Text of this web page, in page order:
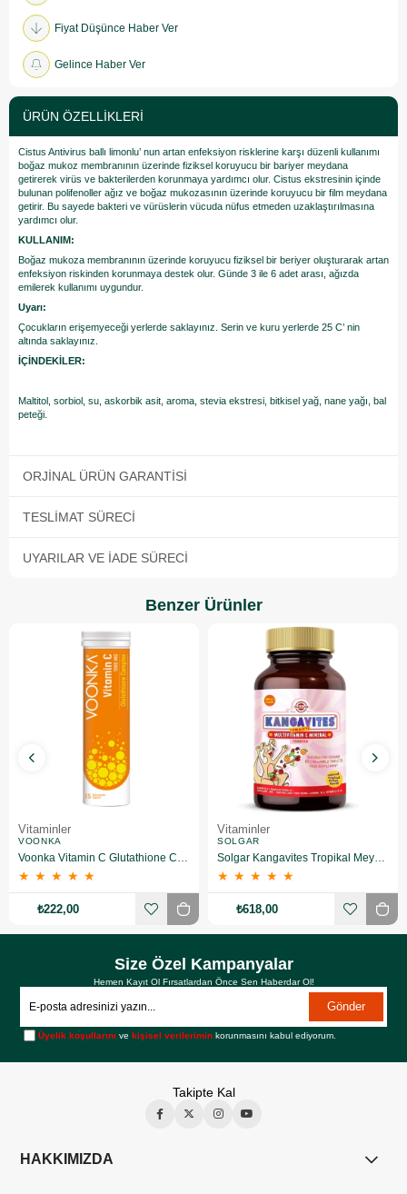
Fiyat Düşünce Haber Ver
Gelince Haber Ver
ÜRÜN ÖZELLIKLERI
Cistus Antivirus ballı limonlu’ nun artan enfeksiyon risklerine karşı düzenli kullanımı
boğaz mukoz membranının üzerinde fiziksel koruyucu bir bariyer meydana
getirerek virüs ve bakterilerden korunmaya yardımcı olur. Cistus ekstresinin içinde
bulunan polifenoller ağız ve boğaz mukozasının üzerinde koruyucu bir film meydana
getirir. Bu sayede bakteri ve vürüslerin vücuda nüfus etmeden uzaklaştırılmasına
yardımcı olur.
KULLANIM:
Boğaz mukoza membranının üzerinde koruyucu fiziksel bir beriyer oluşturarak artan
enfeksiyon riskinden korunmaya destek olur. Günde 3 ile 6 adet arası, ağızda
emilerek kullanımı uygundur.
Uyarı:
Çocukların erişemyeceği yerlerde saklayınız. Serin ve kuru yerlerde 25 C’ nin
altında saklayınız.
İÇİNDEKİLER:
Maltitol, sorbiol, su, askorbik asit, aroma, stevia ekstresi, bitkisel yağ, nane yağı, bal
peteği.
ORJINAL ÜRÜN GARANTISI
TESLIMAT SÜRECI
UYARILAR VE İADE SÜRECI
Benzer Ürünler
Vitaminler
VOONKA
★ ★ ★ ★ ★
₺222,00
Vitaminler
SOLGAR
★ ★ ★ ★ ★
₺618,00
Size Özel Kampanyalar
Hemen Kayıt Ol Fırsatlardan Önce Sen Haberdar Ol!
Gönder
Üyelik koşullarını vekişisel verilerimin korunmasını kabul ediyorum.
Takipte Kal
HAKKIMIZDA